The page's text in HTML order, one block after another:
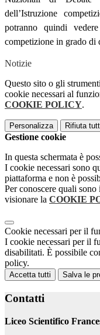
dell’Istruzione
potranno quindi
competizione in grado di
Notizie
Questo sito o gli
cookie necessari al
COOKIE POLICY.
Personalizza Rifiuta
Gestione cookie
In questa schermata è
I cookie necessari sono
piattaforma e non è
Per conoscere quali
visionare la COOKIE
Cookie necessari per il
I cookie necessari per il
disabilitati. È possibile
policy.
Accetta tutti Salva le
Contatti
Liceo Scientifico